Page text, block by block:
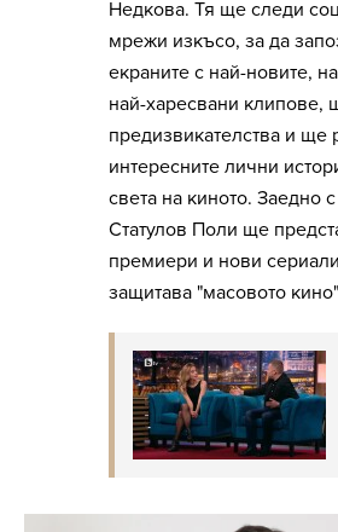
Недкова. Тя ще следи
мрежи изкъсо, за да
екраните с най-новите,
най-харесвани клипове,
предизвикателства и ще
интересните лични
света на киното. Заедно
Статулов Поли ще
премиери и нови
защитава "масовото